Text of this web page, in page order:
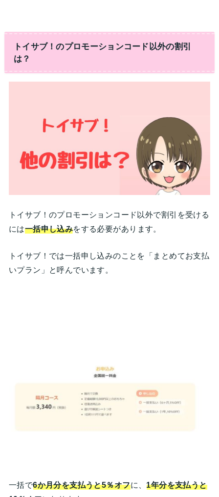
トイサブ！のプロモーションコード以外の割引
は？
トイサブ！のプロモーションコード以外で割引を受ける
には一括申し込みをする必要があります。
トイサブ！では一括申し込みのことを「まとめてお支払
いプラン」と呼んでいます。
一括で6か月分を支払うと5％オフに、 1年分を支払うと